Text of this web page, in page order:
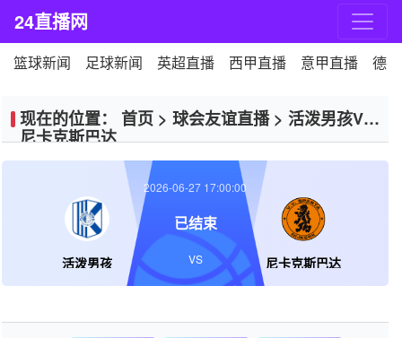
24直播网
篮球新闻 足球新闻 英超直播 西甲直播 意甲直播 德
现在的位置： 首页 > 球会友谊直播> 活泼男孩VS
尼卡克斯巴达
活泼男孩 尼卡克斯巴达
2026-06-27 17:00:00
已结束
VS